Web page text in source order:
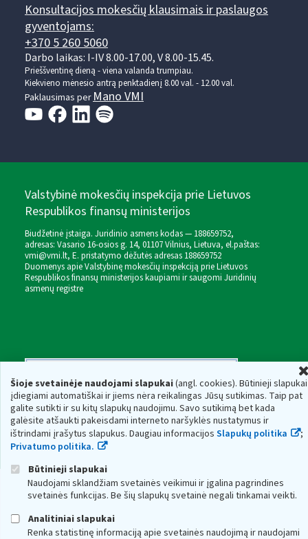
Šioje svetainėje naudojami slapukai(angl. cookies). Būtinieji slapukai
įdiegiami automatiškai ir jiems nėra reikalingas Jūsų sutikimas. Taip pat
galite sutikti ir su kitų slapukų naudojimu. Savo sutikimą bet kada
galėsite atšaukti pakeisdami interneto naršyklės nustatymus ir
ištrindami įrašytus slapukus. Daugiau informacijos Slapukų politika
;
Privatumo politika.
Būtinieji slapukai
Naudojami sklandžiam svetainės veikimui ir įgalina pagrindines
svetainės funkcijas. Be šių slapukų svetainė negali tinkamai veikti.
Analitiniai slapukai
Renka statistinę informaciją apie svetainės naudojimą ir naudojami
Konsultacijos mokesčių klausimais ir paslaugos
gyventojams:
+370 5 260 5060
Darbo laikas: I-IV 8.00-17.00, V 8.00-15.45.
Prieššventinę dieną - viena valanda trumpiau.
Kiekvieno mėnesio antrą penktadienį 8.00 val. - 12.00 val.
Paklausimas per Mano VMI
Valstybinė mokesčių inspekcija prie Lietuvos
Respublikos finansų ministerijos
Biudžetinė įstaiga. Juridinio asmens kodas — 188659752,
adresas: Vasario 16-osios g. 14, 01107 Vilnius, Lietuva, el.paštas:
vmi@vmi.lt, E. pristatymo dėžutės adresas 188659752
Duomenys apie Valstybinę mokesčių inspekciją prie Lietuvos
Respublikos finansų ministerijos kaupiami ir saugomi Juridinių
asmenų registre